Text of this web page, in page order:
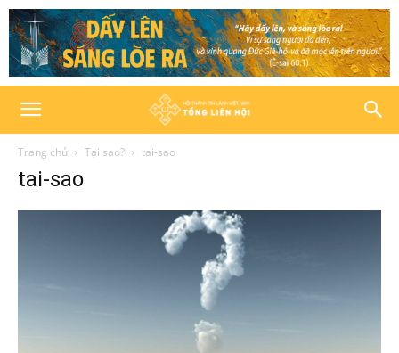
Trang chủ Tại sao? tai-sao
tai-sao